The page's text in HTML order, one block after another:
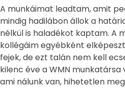
A munkáimat leadtam, amit
mindig hadilábon állok a
nélkül is haladékot kaptam. A
kollégáim egyébként
fejek, de ezt talán nem kell
kilenc éve a WMN munkatársa
ami nálunk van, hihetetlen